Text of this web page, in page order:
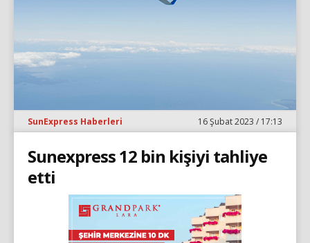
SunExpress Haberleri 16 Şubat 2023 / 17:13
Sunexpress 12 bin kişiyi tahliye
etti